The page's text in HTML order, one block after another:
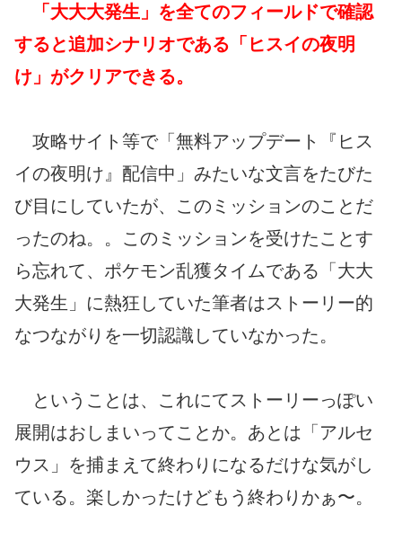
「大大大発生」を全てのフィールドで確認
すると追加シナリオである「ヒスイの夜明
け」がクリアできる。
攻略サイト等で「無料アップデート『ヒス
イの夜明け』配信中」みたいな文言をたびた
び目にしていたが、このミッションのことだ
ったのね。。このミッションを受けたことす
ら忘れて、ポケモン乱獲タイムである「大大
大発生」に熱狂していた筆者はストーリー的
なつながりを一切認識していなかった。
ということは、これにてストーリーっぽい
展開はおしまいってことか。あとは「アルセ
ウス」を捕まえて終わりになるだけな気がし
ている。楽しかったけどもう終わりかぁ〜。